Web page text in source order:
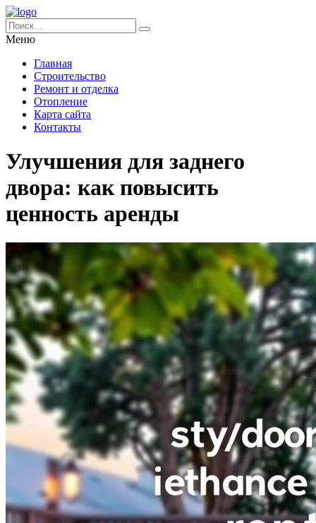
Меню
Главная
Строительство
Ремонт и отделка
Отопление
Карта сайта
Контакты
Улучшения для заднего
двора: как повысить
ценность аренды